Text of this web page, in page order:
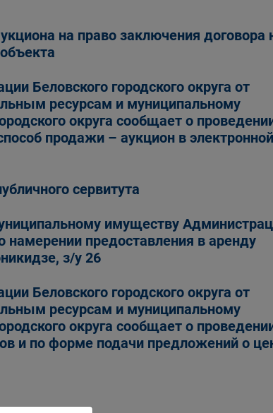
на право заключения договора
Беловского городского округа от
ресурсам и муниципальному
округа сообщает о
продажи – аукцион в
сервитута
имуществу
намерении предоставления в аренду
з/у 26
Беловского городского округа от
ресурсам и муниципальному
округа сообщает о
и по форме подачи предложений о